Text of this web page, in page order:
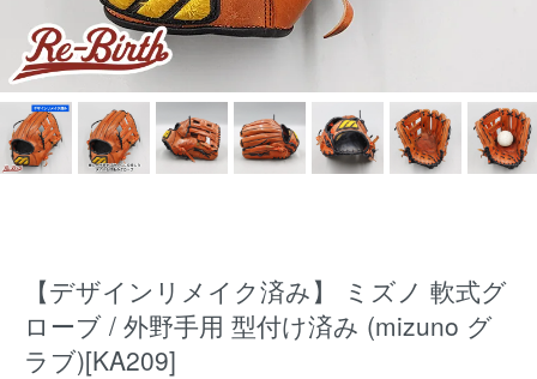
【デザインリメイク済み】 ミズノ 軟式グ
ローブ / 外野手用 型付け済み (mizuno グ
ラブ)[KA209]